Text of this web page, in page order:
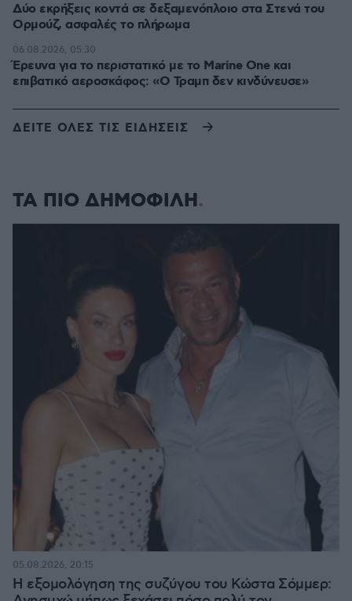
Δύο εκρήξεις κοντά σε δεξαμενόπλοιο στα Στενά του
Ορμούζ, ασφαλές το πλήρωμα
Έρευνα για το περιστατικό με το Marine One και
επιβατικό αεροσκάφος: «Ο Τραμπ δεν κινδύνευσε»
06.08.2026, 05:30
ΔΕΙΤΕ ΟΛΕΣ ΤΙΣ ΕΙΔΗΣΕΙΣ
ΤΑ ΠΙΟ ΔΗΜΟΦΙΛΗ
Η εξομολόγηση της συζύγου του Κώστα Σόμμερ:
05.08.2026, 20:15